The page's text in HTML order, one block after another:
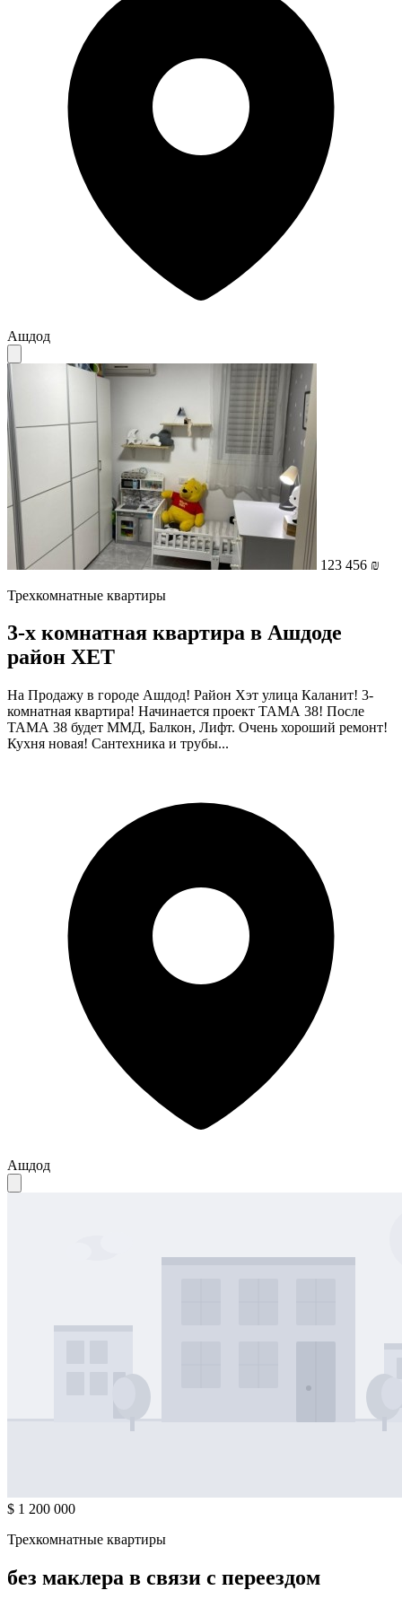
Ашдод
123 456 ₪
Трехкомнатные квартиры
3-х комнатная квартира в Ашдоде
район ХЕТ
На Продажу в городе Ашдод! Район Хэт улица Каланит! 3-
комнатная квартира! Начинается проект ТАМА 38! После
ТАМА 38 будет ММД, Балкон, Лифт. Очень хороший ремонт!
Кухня новая! Сантехника и трубы...
Ашдод
$ 1 200 000
Трехкомнатные квартиры
без маклера в связи с переездом